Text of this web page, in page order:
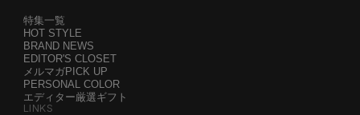
特集一覧
HOT STYLE
BRAND NEWS
EDITOR'S CLOSET
メルマガPICK UP
PERSONAL COLOR
エディター厳選ギフト
LINKS